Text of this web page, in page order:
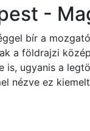
-
bír a
a földrajzi
is, ugyanis a
nézve ez